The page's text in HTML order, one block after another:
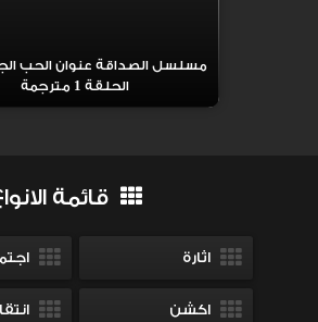
مسلسل الصداقة عنوان الحب
الحلقة 1 مترجمة
قائمة
اثارة
اكشن